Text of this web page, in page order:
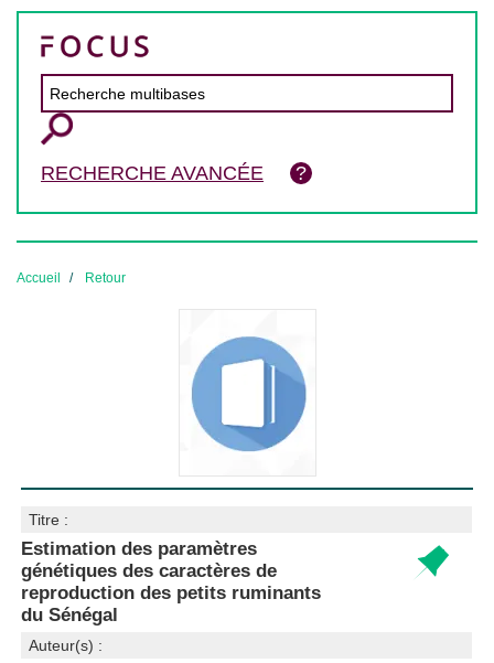
RECHERCHE AVANCÉE
Accueil Retour
Titre :
Estimation des paramètres
génétiques des caractères de
reproduction des petits ruminants
du Sénégal
Auteur(s) :